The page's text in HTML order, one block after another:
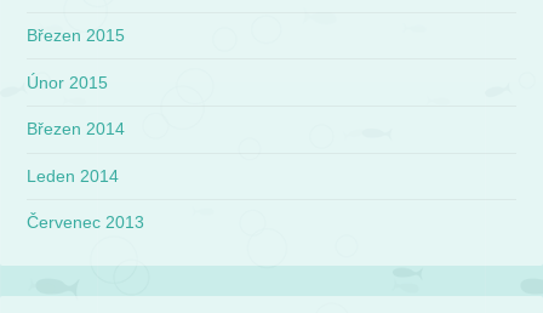
Březen 2015
Únor 2015
Březen 2014
Leden 2014
Červenec 2013